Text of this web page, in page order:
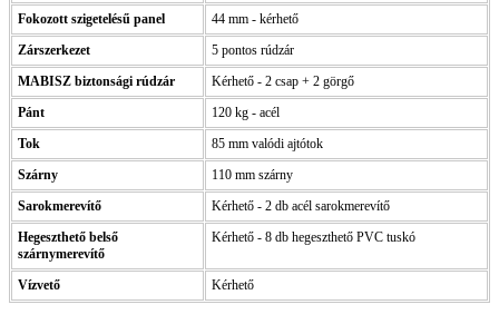
Fokozott szigetelésű panel
44 mm - kérhető
Zárszerkezet
5 pontos rúdzár
MABISZ biztonsági rúdzár
Kérhető - 2 csap + 2 görgő
Pánt
120 kg - acél
Tok
85 mm valódi ajtótok
Szárny
110 mm szárny
Sarokmerevítő
Kérhető - 2 db acél sarokmerevítő
Hegeszthető belső
szárnymerevítő
Kérhető - 8 db hegeszthető PVC tuskó
Vízvető Kérhető